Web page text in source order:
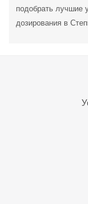
подобрать лучшие
дозирования в